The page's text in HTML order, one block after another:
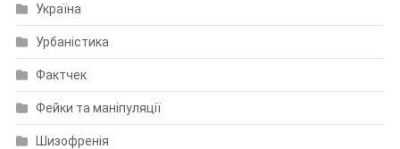
Україна
Урбаністика
Фактчек
Фейки та маніпуляції
Шизофренія